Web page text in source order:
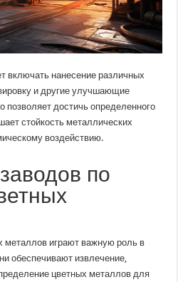
включать нанесение различных
и другие улучшающие
позволяет достичь определенного
стойкость металлических
воздействию.
по
металлов играют важную роль в
обеспечивают извлечение,
цветных металлов для